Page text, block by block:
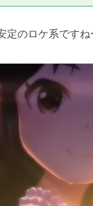
のロケ系です